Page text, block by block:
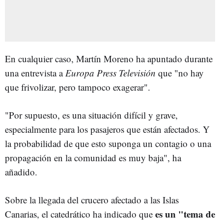
En cualquier caso, Martín Moreno ha apuntado durante
una entrevista a Europa Press Televisión que "no hay
que frivolizar, pero tampoco exagerar".
"Por supuesto, es una situación difícil y grave,
especialmente para los pasajeros que están afectados. Y
la probabilidad de que esto suponga un contagio o una
propagación en la comunidad es muy baja", ha
añadido.
Sobre la llegada del crucero afectado a las Islas
Canarias, el catedrático ha indicado que es un "tema de